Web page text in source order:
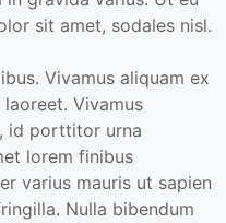
sit amet, sodales nisl.
Vivamus aliquam ex
Vivamus
id porttitor urna
lorem finibus
varius mauris ut sapien
Nulla bibendum